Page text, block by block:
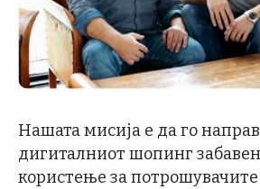
Нашата мисија е да го
дигиталниот шопинг
користење за потрошувачите